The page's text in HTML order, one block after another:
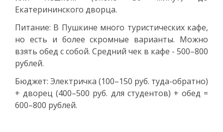
Екатерининского дворца.
Питание: В Пушкине много туристических кафе,
но есть и более скромные варианты. Можно
взять обед с собой. Средний чек в кафе - 500–800
рублей.
Бюджет: Электричка (100–150 руб. туда-обратно)
+ дворец (400–500 руб. для студентов) + обед =
600–800 рублей.